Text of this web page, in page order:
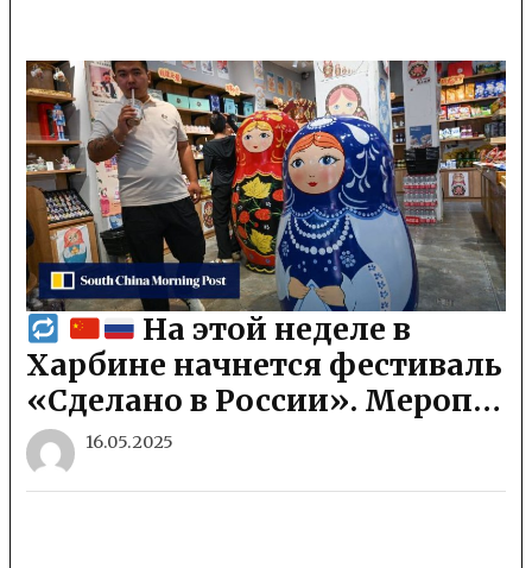
На этой неделе в
Харбине начнется фестиваль
«Сделано в России». Мероп…
16.05.2025